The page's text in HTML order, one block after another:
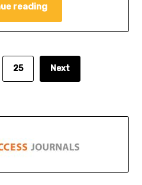
reading
25 Next